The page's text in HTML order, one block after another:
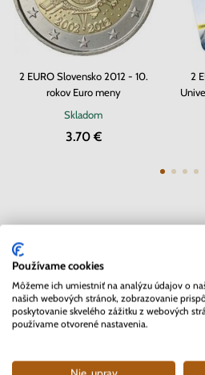
2 EURO Slovensko 2012 - 10.
rokov Euro meny
Skladom
3.70 €
2
Numizmatika
Novinky z numizmatiky
Jozef Kroner
Používame cookies
Môžeme ich umiestniť na analýzu údajov o
našich webových stránok, zobrazovanie
poskytovanie skvelého zážitku z webových
používame otvorené nastavenia.